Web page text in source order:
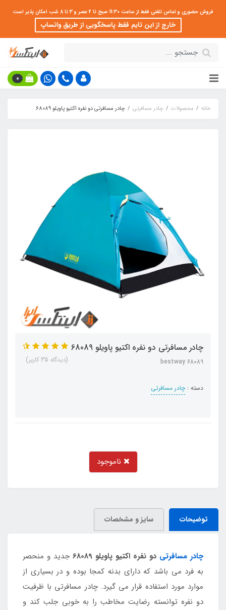
فروش حضوری و تماس تلفنی فقط از ساعت 11:30 صبح تا 2 عصر و 3 تا 8 شب امکان پذیر است
خارج از این تایم فقط پاسخگویی از طریق واتساپ
0
خانه محصولات چادر مسافرتی چادر مسافرتی دو نفره اکتیو پاویلو 68089
چادر مسافرتی دو نفره اکتیو پاویلو 68089
bestway 68089
دسته : چادر مسافرتی
(دیدگاه 35 کاربر)
ناموجود
توضیحات سایز و مشخصات
چادر مسافرتی دو نفره اکتیو پاویلو 68089
جدید و منحصر
به فرد می باشد که دارای بدنه کمجا بوده و در بسیاری از
موارد مورد استفاده قرار می گیرد. چادر مسافرتی با ظرفیت
دو نفره توانسته رضایت مخاطب را به خوبی جلب کند و